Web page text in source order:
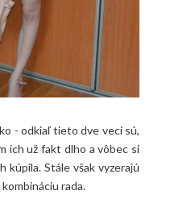
- odkiaľ tieto dve veci sú,
ich už fakt dlho a vôbec si
kúpila. Stále však vyzerajú
rada.